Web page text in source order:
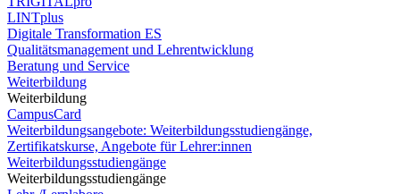
LINTplus
Digitale Transformation ES
Qualitätsmanagement und Lehrentwicklung
Beratung und Service
Weiterbildung
Weiterbildung
CampusCard
Weiterbildungsangebote: Weiterbildungsstudiengänge,
Zertifikatskurse, Angebote für Lehrer:innen
Weiterbildungsstudiengänge
Weiterbildungsstudiengänge